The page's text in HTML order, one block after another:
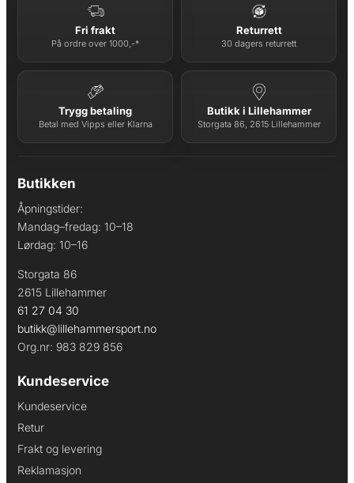
Fri frakt
På ordre over 1000,-*
Returrett
30 dagers returrett
Trygg betaling
Betal med Vipps eller Klarna
Butikk i Lillehammer
Storgata 86, 2615 Lillehammer
Butikken
Åpningstider:
Mandag–fredag: 10–18
Lørdag: 10–16
Storgata 86
2615 Lillehammer
61 27 04 30
butikk@lillehammersport.no
Org.nr: 983 829 856
Kundeservice
Kundeservice
Retur
Frakt og levering
Reklamasjon